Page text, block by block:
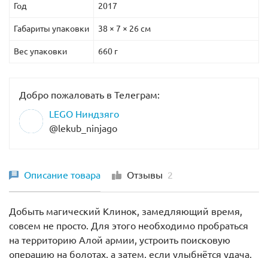
Год 2017
Габариты упаковки 38 × 7 × 26 см
Вес упаковки 660 г
Добро пожаловать в Телеграм:
LEGO Ниндзяго
@lekub_ninjago
Описание товара Отзывы 2
Добыть магический Клинок, замедляющий время,
совсем не просто. Для этого необходимо пробраться
на территорию Алой армии, устроить поисковую
операцию на болотах, а затем, если улыбнётся удача,